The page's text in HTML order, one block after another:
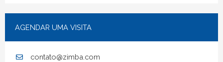
AGENDAR UMA VISITA
contato@zimba.com